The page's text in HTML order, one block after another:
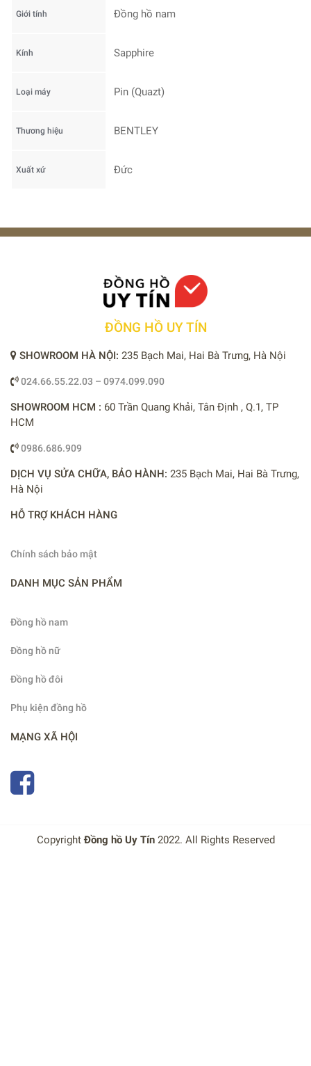
Giới tính Đồng hồ nam
Kính Sapphire
Loại máy Pin (Quazt)
Thương hiệu BENTLEY
Xuất xứ Đức
ĐỒNG HỒ UY TÍN
SHOWROOM HÀ NỘI: 235 Bạch Mai, Hai Bà Trưng, Hà Nội
024.66.55.22.03 – 0974.099.090
SHOWROOM HCM : 60 Trần Quang Khải, Tân Định , Q.1, TP
HCM
0986.686.909
DỊCH VỤ SỬA CHỮA, BẢO HÀNH: 235 Bạch Mai, Hai Bà Trưng,
Hà Nội
HỖ TRỢ KHÁCH HÀNG
Chính sách bảo mật
DANH MỤC SẢN PHẨM
Đồng hồ nam
Đồng hồ nữ
Đồng hồ đôi
Phụ kiện đồng hồ
MẠNG XÃ HỘI
CopyrightĐồng hồ Uy Tín2022. All Rights Reserved